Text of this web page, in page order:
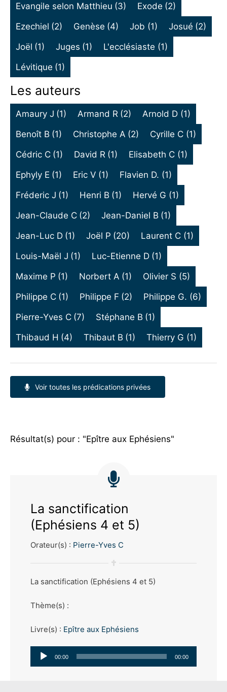
Evangile selon Matthieu (3) Exode (2)
Ezechiel (2) Genèse (4) Job (1) Josué (2)
Joël (1) Juges (1) L'ecclésiaste (1)
Lévitique (1)
Les auteurs
Amaury J (1) Armand R (2) Arnold D (1)
Benoît B (1) Christophe A (2) Cyrille C (1)
Cédric C (1) David R (1) Elisabeth C (1)
Ephyly E (1) Eric V (1) Flavien D. (1)
Fréderic J (1) Henri B (1) Hervé G (1)
Jean-Claude C (2) Jean-Daniel B (1)
Jean-Luc D (1) Joël P (20) Laurent C (1)
Louis-Maël J (1) Luc-Etienne D (1)
Maxime P (1) Norbert A (1) Olivier S (5)
Philippe C (1) Philippe F (2) Philippe G. (6)
Pierre-Yves C (7) Stéphane B (1)
Thibaud H (4) Thibaut B (1) Thierry G (1)
Voir toutes les prédications privées
Résultat(s) pour : "Epître aux Ephésiens"
La sanctification
(Ephésiens 4 et 5)
Orateur(s) : Pierre-Yves C
La sanctification (Ephésiens 4 et 5)
Thème(s) :
Livre(s) : Epître aux Ephésiens
Lecteur
00:00 00:00